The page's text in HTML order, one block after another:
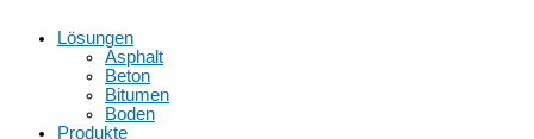
Lösungen
Asphalt
Beton
Bitumen
Boden
Produkte